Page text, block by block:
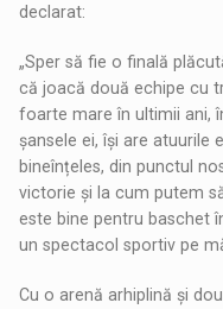
declarat:
„Sper să fie o finală
că joacă două echipe cu
foarte mare în ultimii ani,
șansele ei, își are atuurile
bineînțeles, din punctul
victorie și la cum putem
este bine pentru baschet
un spectacol sportiv pe
Cu o arenă arhiplină și